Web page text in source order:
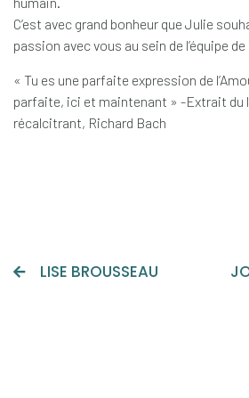
C’est avec grand bonheur que Julie
passion avec vous au sein de l’équipe de
« Tu es une parfaite expression de
parfaite, ici et maintenant » -Extrait du
récalcitrant, Richard Bach
LISE BROUSSEAU